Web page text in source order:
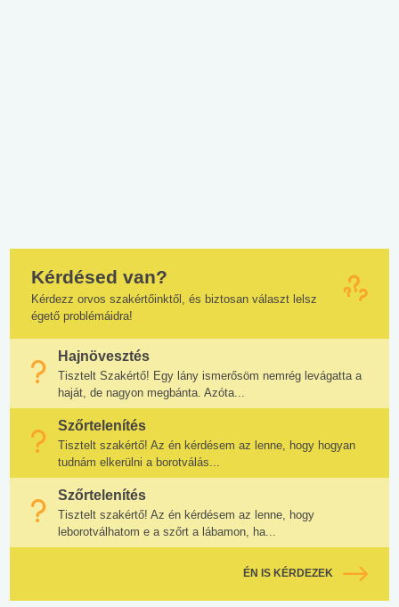
Kérdésed van?
Kérdezz orvos szakértőinktől, és biztosan választ lelsz
égető problémáidra!
Hajnövesztés
Tisztelt Szakértő! Egy lány ismerősöm nemrég levágatta a
haját, de nagyon megbánta. Azóta...
Szőrtelenítés
Tisztelt szakértő! Az én kérdésem az lenne, hogy hogyan
tudnám elkerülni a borotválás...
Szőrtelenítés
Tisztelt szakértő! Az én kérdésem az lenne, hogy
leborotválhatom e a szőrt a lábamon, ha...
ÉN IS KÉRDEZEK